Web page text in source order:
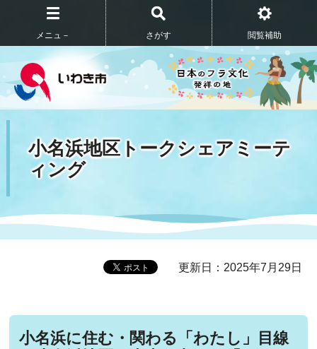
メニュ－ さがす 閲覧補助
小名浜地区トークシェアミーテ
ィング
更新日：2025年7月29日
小名浜に住む・関わる「わたし」目線